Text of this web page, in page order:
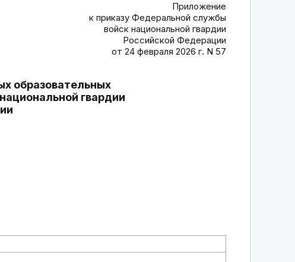
Приложение
к приказу Федеральной службы
войск национальной гвардии
Российской Федерации
от 24 февраля 2026 г. N 57
образовательных
гвардии